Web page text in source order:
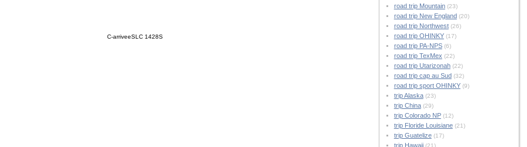
road trip Mountain(23)
road trip New England (20)
road trip Northwest(26)
road trip OHINKY(17)
road trip PA-NPS(6)
road trip TexMex (22)
road trip Utarizonah(22)
road trip cap au Sud (32)
road trip sport OHINKY(9)
trip Alaska(23)
trip China(29)
trip Colorado NP(12)
trip Floride Louisiane(21)
trip Guatelize(17)
trip Hawaii(21)